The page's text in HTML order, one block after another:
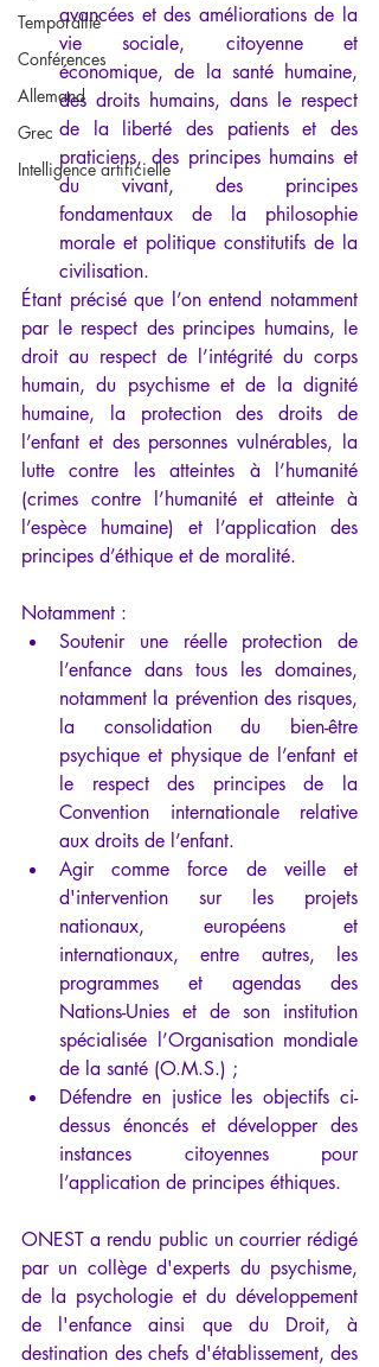
Temporalité
Conférences
Allemand
Grec
Intelligence artificielle
avancées et des améliorations de la
vie sociale, citoyenne et
économique, de la santé humaine,
des droits humains, dans le respect
de la liberté des patients et des
praticiens, des principes humains et
du vivant, des principes
fondamentaux de la philosophie
morale et politique constitutifs de la
civilisation.
Étant précisé que l’on entend notamment
par le respect des principes humains, le
droit au respect de l’intégrité du corps
humain, du psychisme et de la dignité
humaine, la protection des droits de
l’enfant et des personnes vulnérables, la
lutte contre les atteintes à l’humanité
(crimes contre l’humanité et atteinte à
l’espèce humaine) et l’application des
principes d’éthique et de moralité.
Notamment :
Soutenir une réelle protection de
l’enfance dans tous les domaines,
notamment la prévention des risques,
la consolidation du bien-être
psychique et physique de l’enfant et
le respect des principes de la
Convention internationale relative
aux droits de l’enfant.
Agir comme force de veille et
d'intervention sur les projets
nationaux, européens et
internationaux, entre autres, les
programmes et agendas des
Nations-Unies et de son institution
spécialisée l’Organisation mondiale
de la santé (O.M.S.) ;
Défendre en justice les objectifs ci-
dessus énoncés et développer des
instances citoyennes pour
l’application de principes éthiques.
ONEST a rendu public un courrier rédigé
par un collège d'experts du psychisme,
de la psychologie et du développement
de l'enfance ainsi que du Droit, à
destination des chefs d'établissement, des